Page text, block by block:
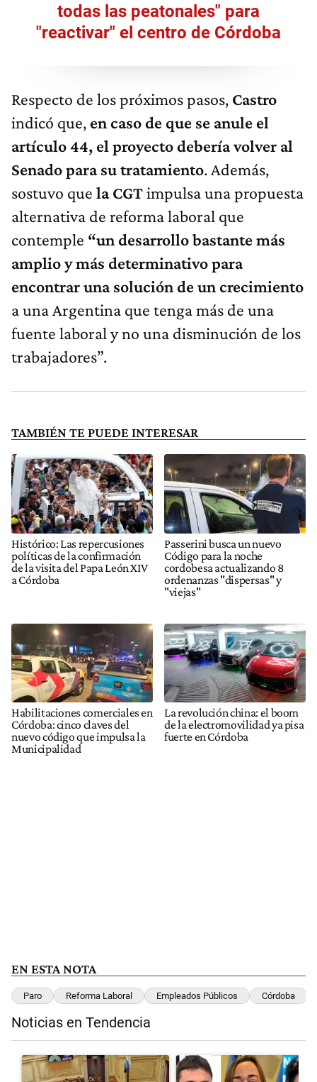
todas las peatonales" para
"reactivar" el centro de Córdoba
Respecto de los próximos pasos, Castro
indicó que, en caso de que se anule el
artículo 44, el proyecto debería volver al
Senado para su tratamiento. Además,
sostuvo que la CGTimpulsa una propuesta
alternativa de reforma laboral que
contemple “un desarrollo bastante más
amplio y más determinativo para
encontrar una solución de un crecimiento
a una Argentina que tenga más de una
fuente laboral y no una disminución de los
trabajadores”.
TAMBIÉN TE PUEDE INTERESAR
Histórico: Las repercusiones
políticas de la confirmación
de la visita del Papa León XIV
a Córdoba
Passerini busca un nuevo
Código para la noche
cordobesa actualizando 8
ordenanzas "dispersas" y
"viejas"
Habilitaciones comerciales en
Córdoba: cinco claves del
nuevo código que impulsa la
Municipalidad
La revolución china: el boom
de la electromovilidad ya pisa
fuerte en Córdoba
EN ESTA NOTA
Paro Reforma Laboral Empleados Públicos Córdoba
Noticias en Tendencia
Un artículo de tendencia con el título "Qué queda de la ley de
Un artículo de tendencia con el